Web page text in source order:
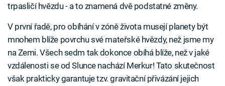
trpasličí hvězdu - a to znamená dvě podstatné změny.
V první řadě, pro obíhání v zóně života musejí planety být
mnohem blíže povrchu své mateřské hvězdy, než jsme my
na Zemi. Všech sedm tak dokonce obíhá blíže, než v jaké
vzdálenosti se od Slunce nachází Merkur! Tato skutečnost
však prakticky garantuje tzv. gravitační přivázání jejich